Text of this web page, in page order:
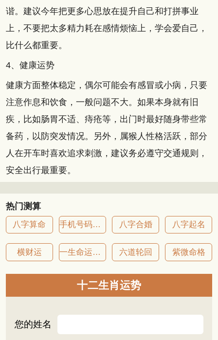
谐。建议今年把更多心思放在提升自己和打拼事业
上，不要把太多精力耗在感情烦恼上，学会爱自己，
比什么都重要。
4、健康运势
健康方面整体稳定，偶尔可能会有感冒或小病，只要
注意作息和饮食，一般问题不大。如果本身就有旧
疾，比如肠胃不适、痔疮等，出门时最好随身带些常
备药，以防突发情况。另外，属猴人性格活跃，部分
人在开车时喜欢追求刺激，建议务必遵守交通规则，
安全出行最重要。
热门测算
八字算命 手机号码吉凶 八字合婚 八字起名
横财运 一生命运详批 六道轮回 紫微命格
十二生肖运势
您的姓名